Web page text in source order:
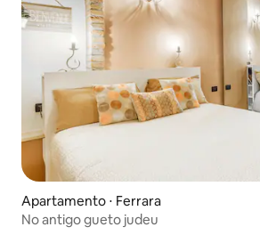
Apartamento ⋅ Ferrara
No antigo gueto judeu